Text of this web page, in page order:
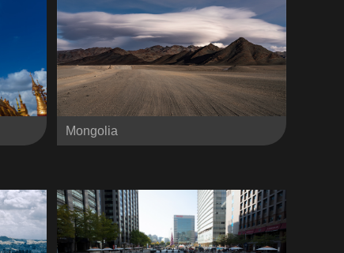
Mongolia